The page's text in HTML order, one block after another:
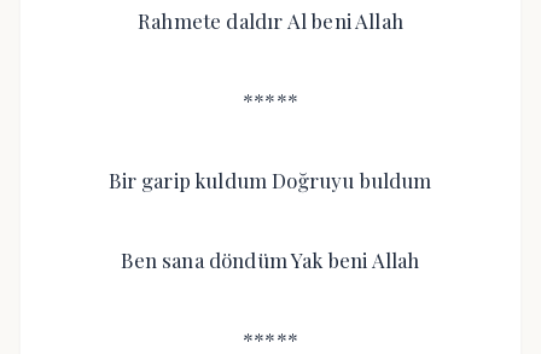
Rahmete daldır Al beni Allah
*****
Bir garip kuldum Doğruyu buldum
Ben sana döndüm Yak beni Allah
*****